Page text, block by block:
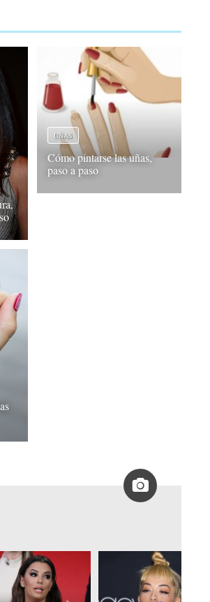
UÑAS
Cómo pintarse las uñas,
paso a paso